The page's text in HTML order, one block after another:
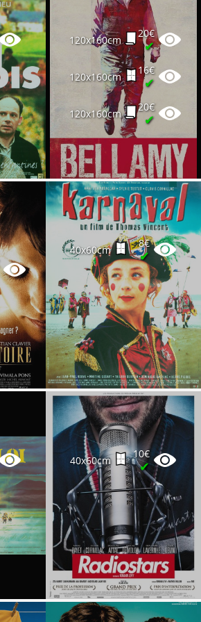
120x160cm
20€
✔
120x160cm
16€
✔
120x160cm
20€
✔
40x60cm
8€
✔
40x60cm
10€
✔